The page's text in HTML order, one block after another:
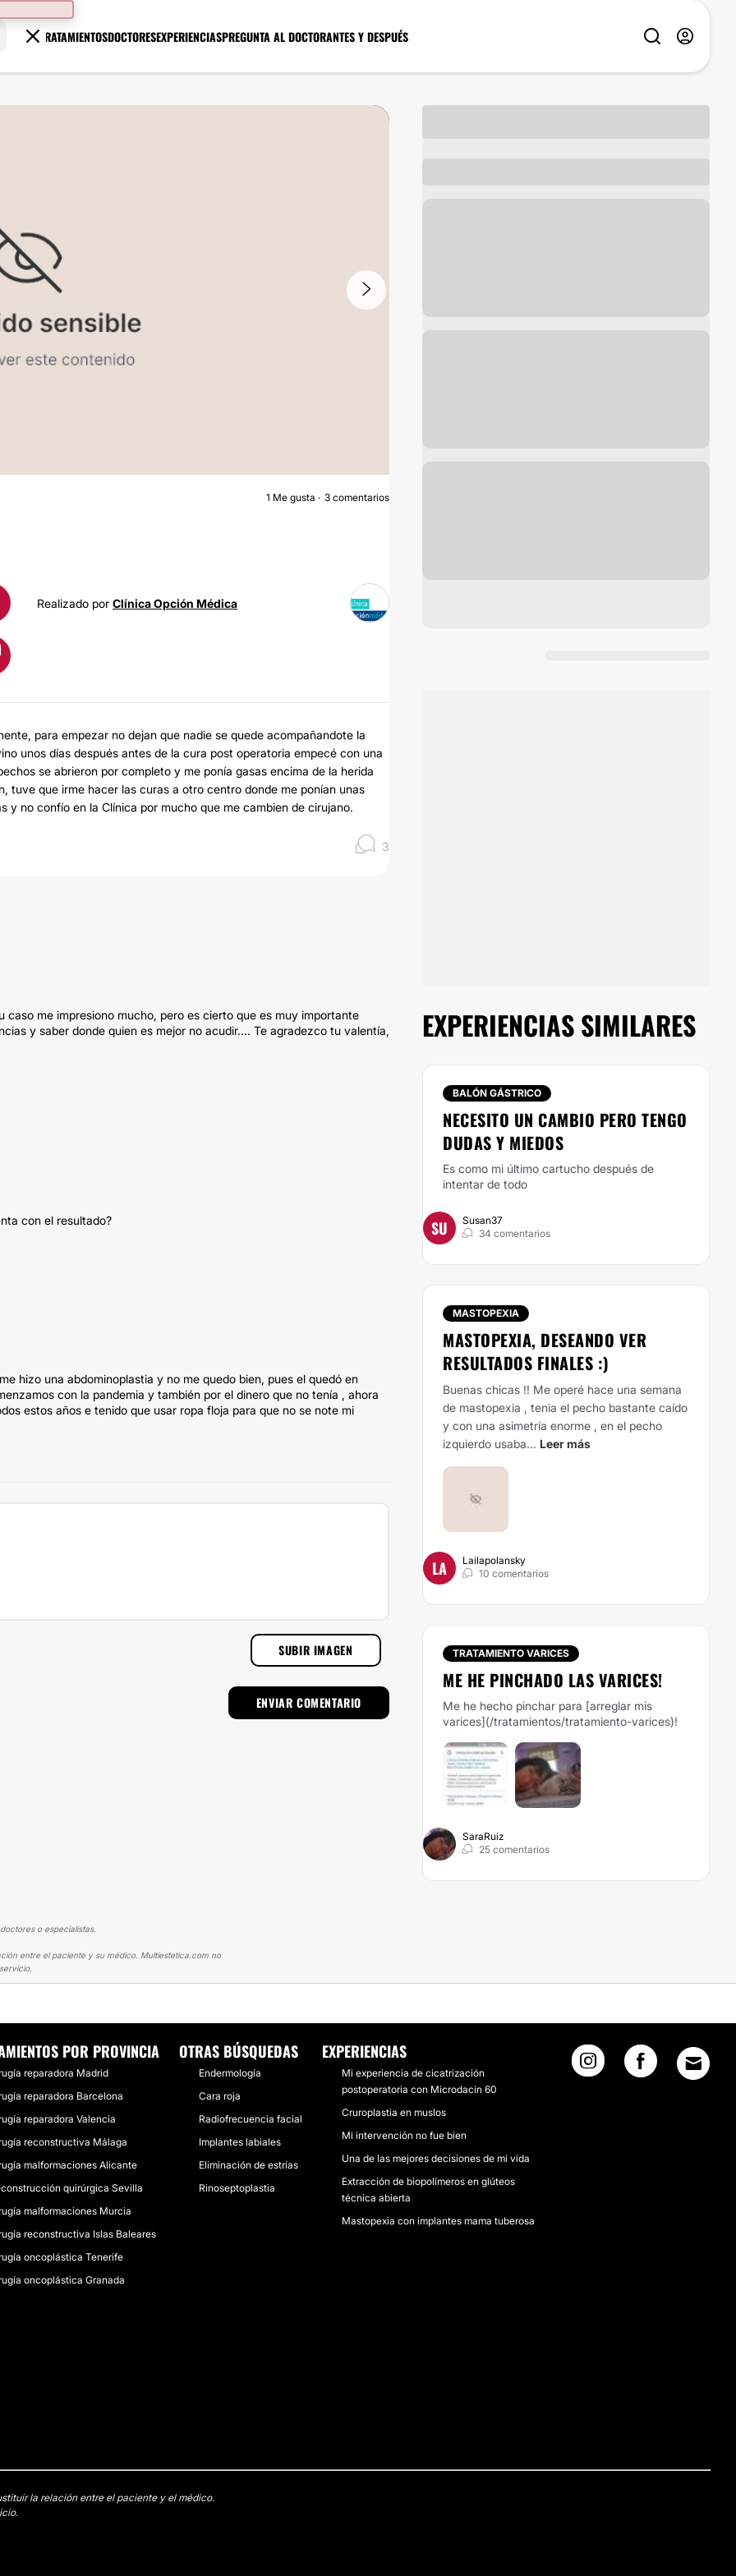
TRATAMIENTOSDOCTORESEXPERIENCIASPREGUNTA AL DOCTORANTES Y DESPUÉS
CIRUGÍA RECONSTRUCTIVA
1 Me gusta 3 comentarios
Realizado por Clínica Opción Médica
para empezar no dejan que nadie se quede acompañandote la
unos días después antes de la cura post operatoria empecé con una
se abrieron por completo y me ponía gasas encima de la herida
tuve que irme hacer las curas a otro centro donde me ponían unas
y no confío en la Clínica por mucho que me cambien de cirujano.
3
me impresiono mucho, pero es cierto que es muy importante
y saber donde quien es mejor no acudir.... Te agradezco tu valentía,
con el resultado?
hizo una abdominoplastia y no me quedo bien, pues el quedó en
con la pandemia y también por el dinero que no tenía , ahora
estos años e tenido que usar ropa floja para que no se note mi
SUBIR IMAGEN
EXPERIENCIAS SIMILARES
BALÓN GÁSTRICO
NECESITO UN CAMBIO PERO TENGO
DUDAS Y MIEDOS
Es como mi último cartucho después de
intentar de todo
SU
Susan37
34 comentarios
MASTOPEXIA
MASTOPEXIA, DESEANDO VER
RESULTADOS FINALES :)
Buenas chicas !! Me operé hace una semana
de mastopexia , tenia el pecho bastante caído
y con una asimetría enorme , en el pecho
izquierdo usaba... Leer más
LA
Lailapolansky
10 comentarios
TRATAMIENTO VARICES
ME HE PINCHADO LAS VARICES!
Me he hecho pinchar para [arreglar mis
varices](/tratamientos/tratamiento-varices)!
SaraRuiz
25 comentarios
o especialistas.
entre el paciente y su médico. Multiestetica.com no
RECONSTRUCTIVA
POR PROVINCIA
reparadora Madrid
reparadora Barcelona
reparadora Valencia
reconstructiva Málaga
malformaciones Alicante
quirúrgica Sevilla
malformaciones Murcia
reconstructiva Islas Baleares
oncoplástica Tenerife
oncoplástica Granada
OTRAS BÚSQUEDAS
Endermología
Cara roja
Radiofrecuencia facial
Implantes labiales
Eliminación de estrías
Rinoseptoplastia
EXPERIENCIAS
Mi experiencia de cicatrización
postoperatoria con Microdacin 60
Cruroplastia en muslos
Mi intervención no fue bien
Una de las mejores decisiones de mi vida
Extracción de biopolímeros en glúteos
técnica abierta
Mastopexia con implantes mama tuberosa
la relación entre el paciente y el médico.